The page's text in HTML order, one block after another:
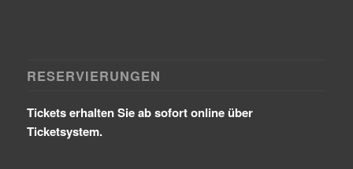
RESERVIERUNGEN
Tickets erhalten Sie ab sofort online über
Ticketsystem.